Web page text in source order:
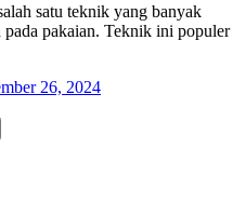
satu teknik yang banyak
pakaian. Teknik ini populer
26, 2024